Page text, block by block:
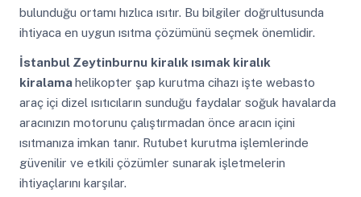
bulunduğu ortamı hızlıca ısıtır. Bu bilgiler doğrultusunda
ihtiyaca en uygun ısıtma çözümünü seçmek önemlidir.
İstanbul Zeytinburnu kiralık ısımak kiralık
kiralamahelikopter şap kurutma cihazı işte webasto
araç içi dizel ısıtıcıların sunduğu faydalar soğuk havalarda
aracınızın motorunu çalıştırmadan önce aracın içini
ısıtmanıza imkan tanır. Rutubet kurutma işlemlerinde
güvenilir ve etkili çözümler sunarak işletmelerin
ihtiyaçlarını karşılar.